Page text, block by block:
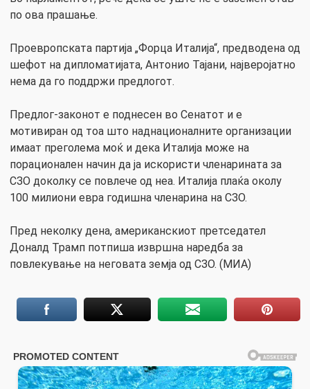
по ова прашање.
Проевропската партија „Форца Италија“, предводена од
шефот на дипломатијата, Антонио Тајани, најверојатно
нема да го поддржи предлогот.
Предлог-законот е поднесен во Сенатот и е
мотивиран од тоа што наднационалните организации
имаат преголема моќ и дека Италија може на
порационален начин да ја искористи членарината за
СЗО доколку се повлече од неа. Италија плаќа околу
100 милиони евра годишна членарина на СЗО.
Пред неколку дена, американскиот претседател
Доналд Трамп потпиша извршна наредба за
повлекување на неговата земја од СЗО. (МИА)